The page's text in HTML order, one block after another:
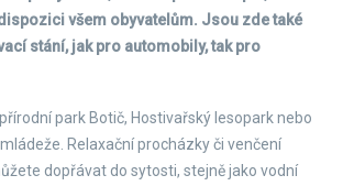
všem obyvatelům. Jsou zde také
stání, jak pro automobily, tak pro
park Botič, Hostivařský lesopark nebo
Relaxační procházky či venčení
dopřávat do sytosti, stejně jako vodní